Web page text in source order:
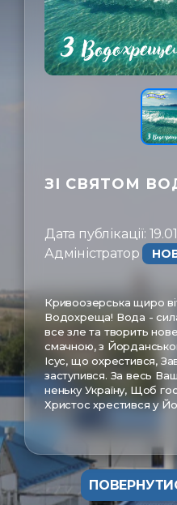
ㅤКоманда
ㅤКар'єра
ЗІ СВЯТОМ
Дата публікації:
Адміністратор ㅤ
Кривоозерська щиро
Водохреща! Вода -
все зле та творить
смачною, з
Ісус, що охрестився,
заступився. За весь
неньку Україну, Щоб
Христос хрестився у